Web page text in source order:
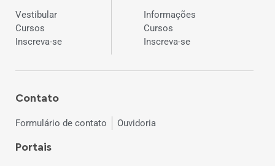
Vestibular
Cursos
Inscreva-se
Informações
Cursos
Inscreva-se
Contato
Formulário de contato Ouvidoria
Portais